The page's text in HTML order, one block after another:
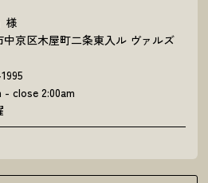
様
中京区木屋町二条東入ル ヴァルズ
- close 2:00am